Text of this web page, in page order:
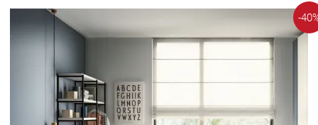
-